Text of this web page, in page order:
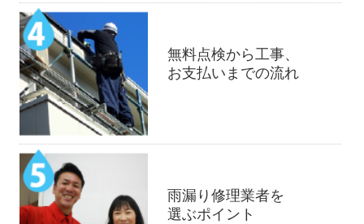
無料点検から工事、
お支払いまでの流れ
雨漏り修理業者を
選ぶポイント